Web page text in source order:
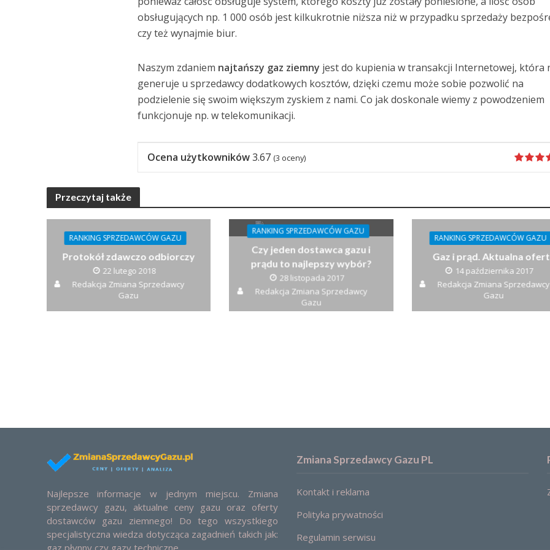
obsługujących np. 1 000 osób jest kilkukrotnie niższa niż w przypadku sprzedaży
czy też wynajmie biur.
Naszym zdaniem najtańszy gaz ziemny jest do kupienia w transakcji Internetowej, która
generuje u sprzedawcy dodatkowych kosztów, dzięki czemu może sobie pozwolić na
podzielenie się swoim większym zyskiem z nami. Co jak doskonale wiemy z powodzeniem
funkcjonuje np. w telekomunikacji.
Ocena użytkowników3.67 (3 oceny)
Przeczytaj także
RANKING SPRZEDAWCÓW GAZU
Protokół zdawczo odbiorczy
22 lutego 2018
Redakcja Zmiana Sprzedawcy
Gazu
RANKING SPRZEDAWCÓW GAZU
Czy jeden dostawca gazu i
prądu to najlepszy wybór?
28 listopada 2017
Redakcja Zmiana Sprzedawcy
Gazu
RANKING SPRZEDAWCÓW GAZU
Gaz i prąd. Aktualna
14 października 2017
Redakcja Zmiana Sprzedawcy
Gazu
Najlepsze informacje w jednym miejscu. Zmiana
sprzedawcy gazu, aktualne ceny gazu oraz oferty
dostawców gazu ziemnego! Do tego wszystkiego
specjalistyczna wiedza dotycząca zagadnień takich jak:
gaz płynny czy gazy techniczne
Zmiana Sprzedawcy Gazu PL
Kontakt i reklama
Polityka prywatności
Regulamin serwisu